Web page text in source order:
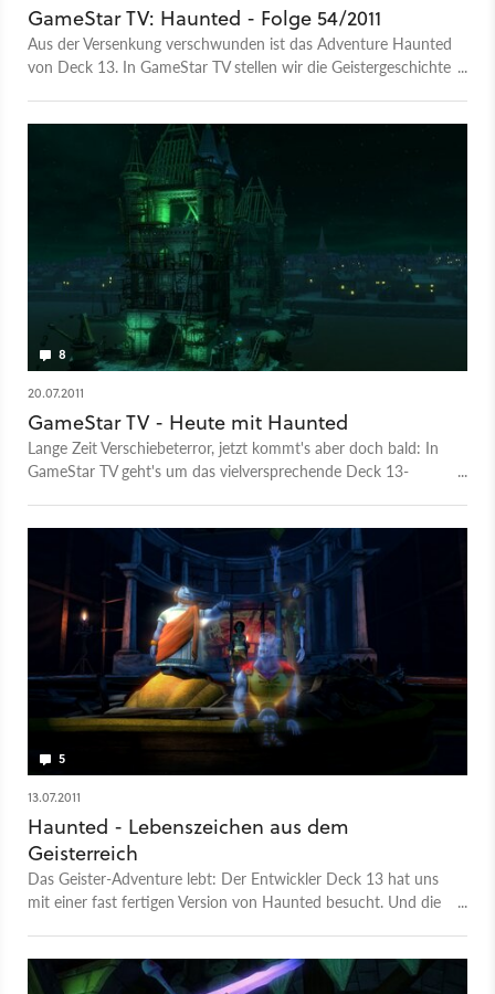
GameStar TV: Haunted - Folge 54/2011
Aus der Versenkung verschwunden ist das Adventure Haunted
von Deck 13. In GameStar TV stellen wir die Geistergeschichte
8
20.07.2011
GameStar TV - Heute mit Haunted
Lange Zeit Verschiebeterror, jetzt kommt's aber doch bald: In
GameStar TV geht's um das vielversprechende Deck 13-
5
13.07.2011
Haunted - Lebenszeichen aus dem
Geisterreich
Das Geister-Adventure lebt: Der Entwickler Deck 13 hat uns
mit einer fast fertigen Version von Haunted besucht. Und die